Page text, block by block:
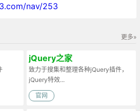
nav/253
更多»
jQuery之家
致力于搜集和整理各种jQuery插件，
jQuery特效...
官网